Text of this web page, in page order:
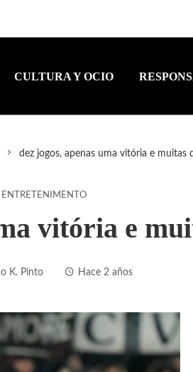
CULTURA Y OCIO
dez jogos, apenas uma vitória e muitas
ENTRETENIMENTO
vitória e
K. Pinto Hace 2 años